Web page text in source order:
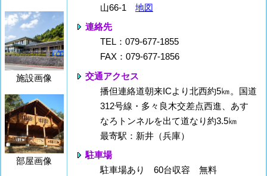
施設画像
部屋画像
山66-1 地図
連絡先
TEL：079-677-1855
FAX：079-677-1856
交通アクセス
播但連絡道朝来ICより北西約5㎞。国道
312号線・多々良木交差点西進、あす
なろトンネルを出て道なり約3.5㎞
最寄駅：新井（兵庫）
駐車場
駐車場あり 60台収容 無料